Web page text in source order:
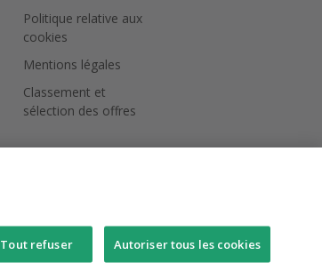
Politique relative aux
cookies
Mentions légales
Classement et
sélection des offres
Tout refuser Autoriser tous les cookies